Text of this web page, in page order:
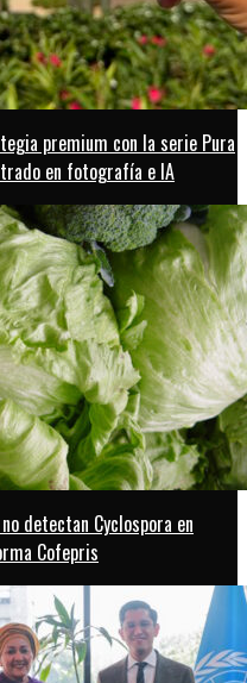
premium con la serie Pura
en fotografía e IA
detectan Cyclospora en
Cofepris